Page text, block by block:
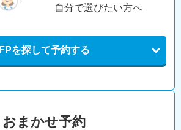
自分で選びたい方へ
FPを探して予約する
おまかせ予約